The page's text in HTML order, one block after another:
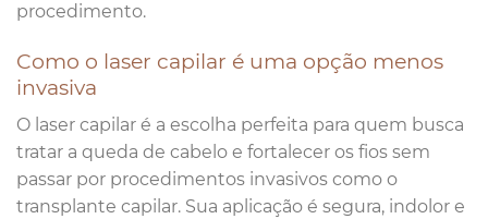
procedimento.
Como o laser capilar é uma opção menos
invasiva
O laser capilar é a escolha perfeita para quem busca
tratar a queda de cabelo e fortalecer os fios sem
passar por procedimentos invasivos como o
transplante capilar. Sua aplicação é segura, indolor e